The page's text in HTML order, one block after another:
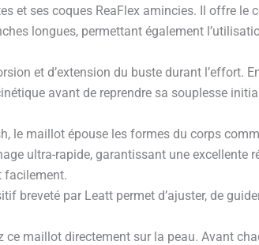
et ses coques ReaFlex amincies. Il offre le
longues, permettant également
et d’extension du buste durant l’effort.
avant de reprendre sa souplesse
le maillot épouse les formes du corps
ultra-rapide, garantissant une excellente
facilement.
breveté par Leatt permet d’ajuster, de
maillot directement sur la peau. Avant